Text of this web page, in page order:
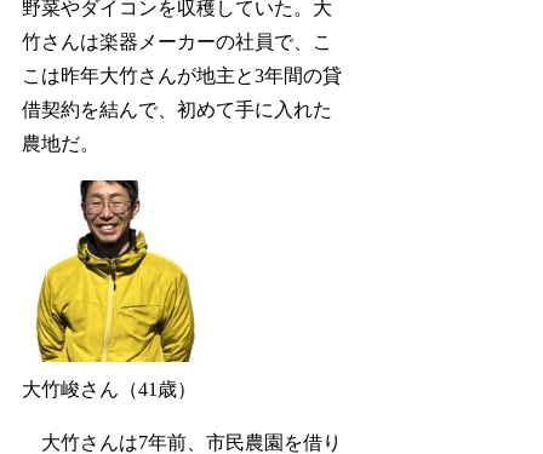
野菜やダイコンを収穫していた。大
竹さんは楽器メーカーの社員で、こ
こは昨年大竹さんが地主と3年間の貸
借契約を結んで、初めて手に入れた
農地だ。
大竹峻さん（41歳）
大竹さんは7年前、市民農園を借り